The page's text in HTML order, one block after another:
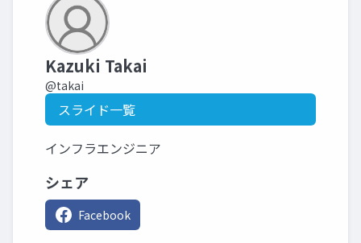
Kazuki Takai
@takai
スライド一覧
インフラエンジニア
シェア
Facebook